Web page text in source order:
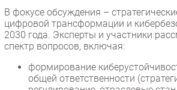
В фокусе обсуждения –
цифровой трансформации и
2030 года. Эксперты и участники
спектр вопросов, включая:
формирование
общей ответственности